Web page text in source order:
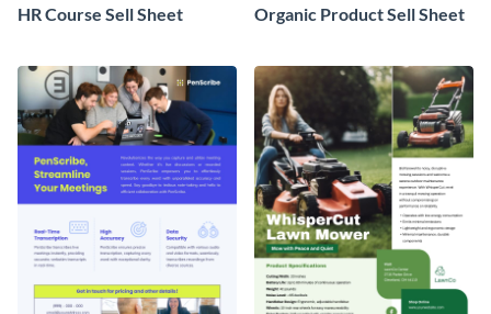
HR Course Sell Sheet Organic Product Sell Sheet